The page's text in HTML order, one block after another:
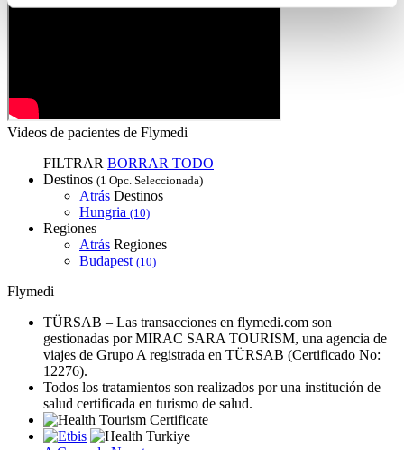
Videos de pacientes de Flymedi
FILTRAR BORRAR TODO
Destinos (1 Opc. Seleccionada)
Atrás Destinos
Hungria (10)
Regiones
Atrás Regiones
Budapest (10)
Flymedi
TÜRSAB – Las transacciones en flymedi.com son
gestionadas por MIRAC SARA TOURISM, una agencia de
viajes de Grupo A registrada en TÜRSAB (Certificado No:
12276).
Todos los tratamientos son realizados por una institución de
salud certificada en turismo de salud.